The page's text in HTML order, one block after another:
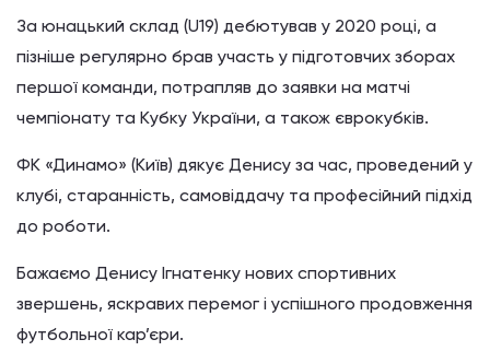
За юнацький склад (U19) дебютував у 2020 році, а
пізніше регулярно брав участь у підготовчих зборах
першої команди, потрапляв до заявки на матчі
чемпіонату та Кубку України, а також єврокубків.
ФК «Динамо» (Київ) дякує Денису за час, проведений у
клубі, старанність, самовіддачу та професійний підхід
до роботи.
Бажаємо Денису Ігнатенку нових спортивних
звершень, яскравих перемог і успішного продовження
футбольної кар’єри.